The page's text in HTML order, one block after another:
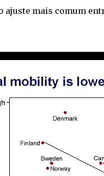
ajuste mais comum